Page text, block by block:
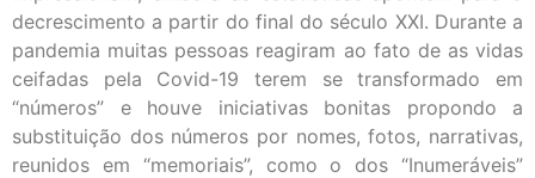
decrescimento a partir do final do século XXI. Durante a
pandemia muitas pessoas reagiram ao fato de as vidas
ceifadas pela Covid-19 terem se transformado em
“números” e houve iniciativas bonitas propondo a
substituição dos números por nomes, fotos, narrativas,
reunidos em “memoriais”, como o dos “Inumeráveis”